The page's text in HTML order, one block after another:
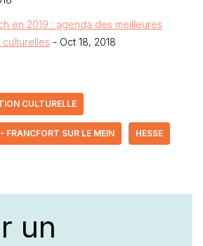
en 2019 : agenda des meilleures
culturelles - Oct 18, 2018
CULTURELLE
FRANCFORT SUR LE MEIN HESSE
un